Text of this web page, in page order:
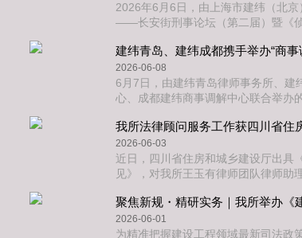
心议题进行系统分享。在工
2026年6月6日，由上海市建纬（北
——长安街刑事论坛（第二届）暨《
局之道，深入交流侦查式辩护的理论
级合伙人胡连林律师受邀出席本次论
了侦查阶段请托类案件运用
建纬青岛、建纬成都携手举办“商
2026-06-08
6月7日，由建纬青岛律师事务所、建
心、成都建纬商事调解中心联合举办
调解员以及外所律师、调解员代表等
展的新路径、新模式。活动伊始，建
理事长樊地建致开场辞。他指出
我所法律顾问服务工作获四川省住
2026-06-03
近日，四川省住房和城乡建设厅出具
见》，对我所王玉有律师团队律师助
月，我所选派王玉有律师团队律师助
为期一年的驻厅法律顾问服务工作。
参与了多项四川省住房城乡建
2026-06-01
为精准把握建设工程领域最新司法政